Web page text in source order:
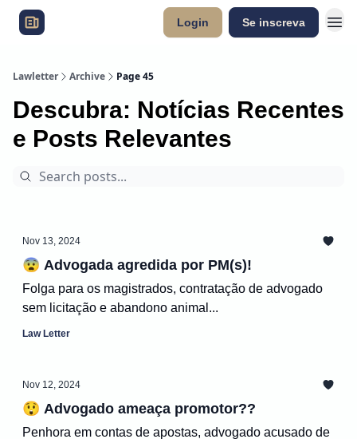
Login Se inscreva
Lawletter Archive Page 45
Descubra: Notícias Recentes
e Posts Relevantes
Nov 13, 2024
😨 Advogada agredida por PM(s)!
Folga para os magistrados, contratação de advogado
sem licitação e abandono animal...
Law Letter
Nov 12, 2024
😲 Advogado ameaça promotor??
Penhora em contas de apostas, advogado acusado de